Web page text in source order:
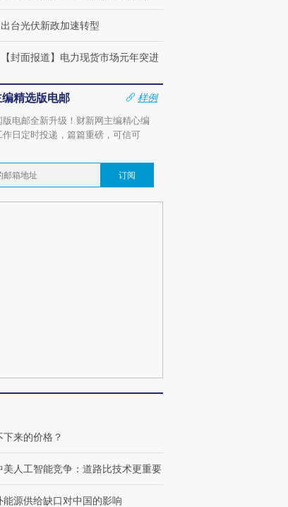
台光伏新政加速转型
【封面报道】电力现货市场元年突进
精选版电邮
样例
版电邮全新升级！财新网主编精心编
作日定时投递，篇篇重磅，可信可
订阅
下来的价格？
美人工智能竞争：道路比技术更重要
能源供给缺口对中国的影响